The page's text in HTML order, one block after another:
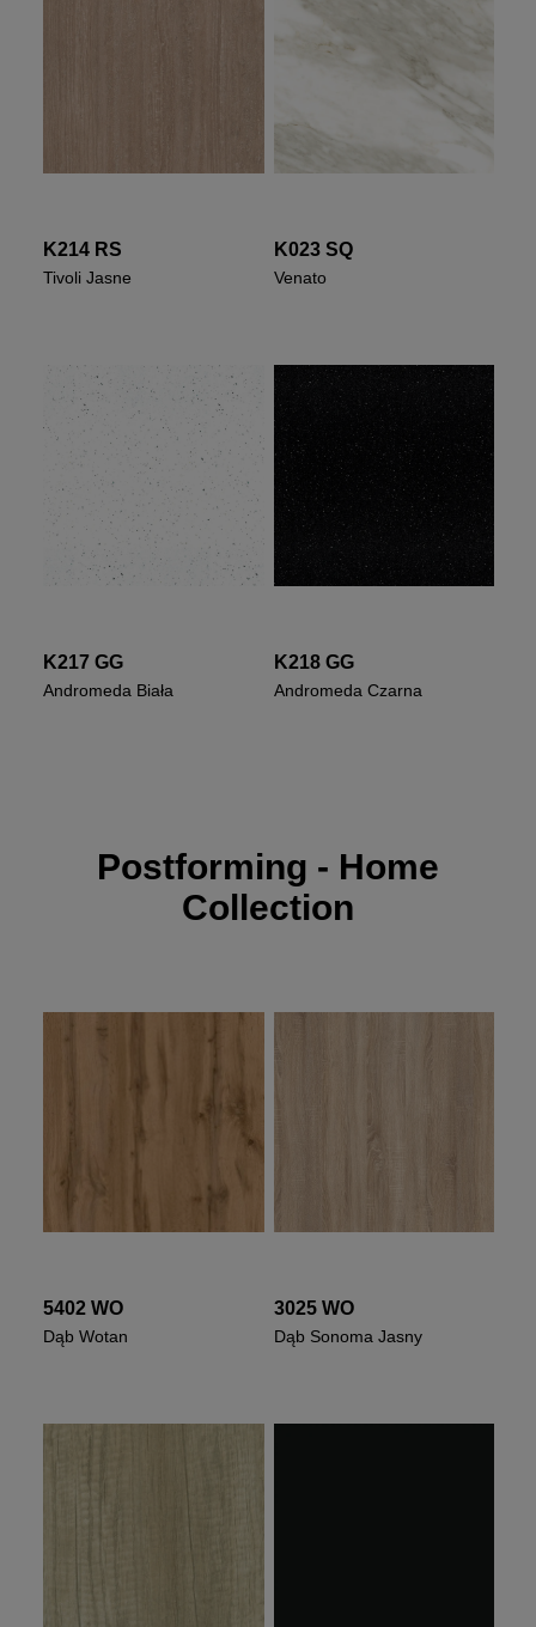
K214 RS
Tivoli Jasne
K023 SQ
Venato
K217 GG
Andromeda Biała
K218 GG
Andromeda Czarna
Postforming - Home
Collection
5402 WO
Dąb Wotan
3025 WO
Dąb Sonoma Jasny